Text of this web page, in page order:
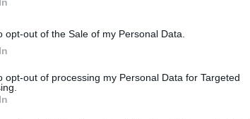
opt-out of the Sale of my Personal Data.
opt-out of processing my Personal Data for Targeted
Περιφέρειας και Περιφερειακής
χώρα μας, καθώς χθες κατέληξε μία